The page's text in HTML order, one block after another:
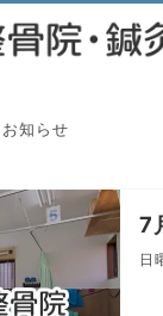
お知らせ
7
日